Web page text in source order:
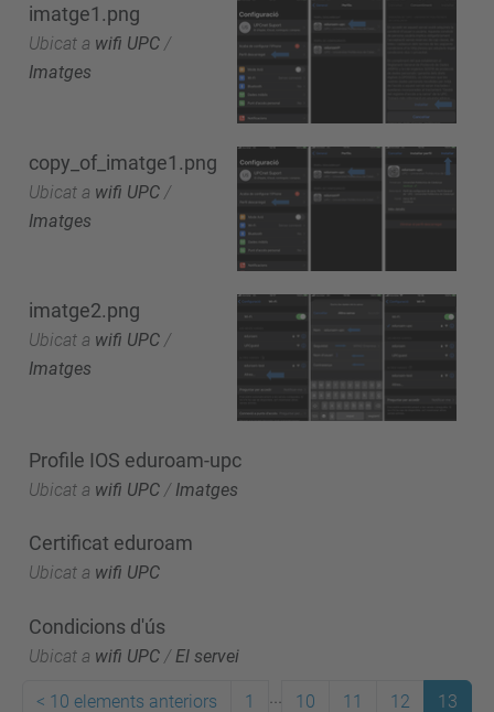
imatge1.png
Ubicat a wifi UPC /
Imatges
copy_of_imatge1.png
Ubicat a wifi UPC /
Imatges
imatge2.png
Ubicat a wifi UPC /
Imatges
Profile IOS eduroam-upc
Ubicat a wifi UPC / Imatges
Certificat eduroam
Ubicat a wifi UPC
Condicions d'ús
Ubicat a wifi UPC / El servei
< 10 elements anteriors 1 10 11 12 13